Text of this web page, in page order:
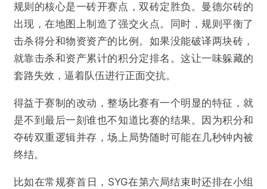
规则的核心是一砖开赛点，双砖定胜负。曼德尔砖的
出现，在地图上制造了强交火点。同时，规则平衡了
击杀得分和物资资产的比例。如果没能破译两块砖，
就靠击杀和资产累计的积分定排名。这让一味躲藏的
套路失效，逼着队伍进行正面交抗。
得益于赛制的改动，整场比赛有一个明显的特征，就
是不到最后一刻谁也不知道比赛的结果。因为积分和
夺砖双重逻辑并存，场上局势随时可能在几秒钟内被
终结。
比如在常规赛首日，SYG在第六局结束时还排在小组